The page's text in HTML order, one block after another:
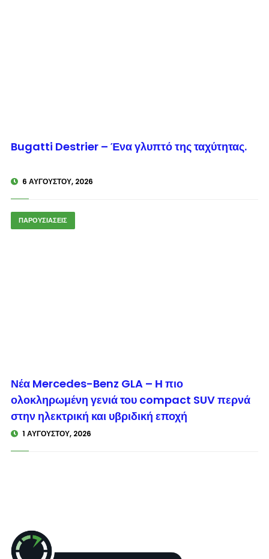
© enkinisi.gr
Bugatti Destrier – Ένα γλυπτό της ταχύτητας.
6 ΑΥΓΟΎΣΤΟΥ, 2026
ΠΑΡΟΥΣΙΑΣΕΙΣ
Νέα Mercedes-Benz GLA – Η πιο
ολοκληρωμένη γενιά του compact SUV περνά
στην ηλεκτρική και υβριδική εποχή
1 ΑΥΓΟΎΣΤΟΥ, 2026